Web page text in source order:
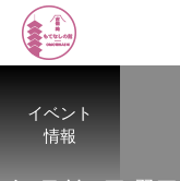
イベント
情報